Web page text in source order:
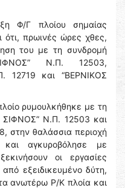
Φ/Γ πλοίου σημαίας
ότι, πρωινές ώρες χθες,
του με τη συνδρομή
Ν.Π. 12503,
12719 και “ΒΕΡΝΙΚΟΣ
ρυμουλκήθηκε με τη
Ν.Π. 12503 και
στην θαλάσσια περιοχή
αγκυροβόλησε με
οι εργασίες
εξειδικευμένο δύτη,
ανωτέρω Ρ/Κ πλοία και